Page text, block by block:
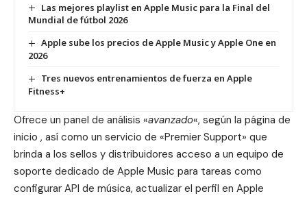
Las mejores playlist en Apple Music para la Final del
Mundial de fútbol 2026
Apple sube los precios de Apple Music y Apple One en
2026
Tres nuevos entrenamientos de fuerza en Apple
Fitness+
Ofrece un panel de análisis «avanzado«, según la página de
inicio , así como un servicio de «Premier Support» que
brinda a los sellos y distribuidores acceso a un equipo de
soporte dedicado de Apple Music para tareas como
configurar API de música, actualizar el perfil en Apple